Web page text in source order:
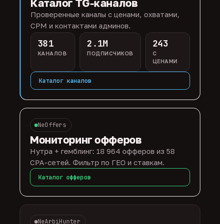
Каталог TG-каналов
Проверенные каналы с ценами, охватами,
CPM и контактами админов.
381
КАНАЛОВ
2.1M
ПОДПИСЧИКОВ
243
С
ЦЕНАМИ
Каталог каналов
NeOffers
Мониторинг офферов
Нутра + гемблинг: 18 964 офферов из 58
CPA-сетей. Фильтр по ГЕО и ставкам.
Каталог офферов
NeArbiHunter